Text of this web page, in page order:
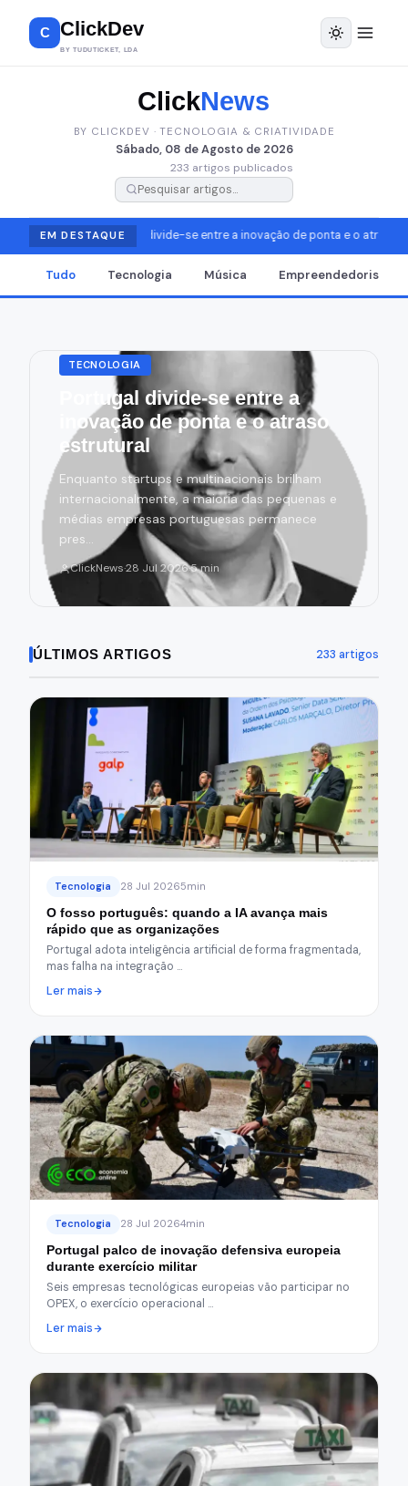
C ClickDev
BY TUDUTICKET, LDA
ClickNews
BY CLICKDEV · TECNOLOGIA & CRIATIVIDADE
Sábado, 08 de Agosto de 2026
233 artigos publicados
EM DESTAQUEPortugal divide-se entre a inovação de ponta e o atraso
Tudo Tecnologia Música Empreendedorismo
TECNOLOGIA
Portugal divide-se entre a
inovação de ponta e o atraso
estrutural
Enquanto startups e multinacionais brilham
internacionalmente, a maioria das pequenas e
médias empresas portuguesas permanece
pres…
ClickNews·28 Jul 2026·5 min
ÚLTIMOS ARTIGOS 233 artigos
Tecnologia 28 Jul 20265min
O fosso português: quando a IA avança mais
rápido que as organizações
Portugal adota inteligência artificial de forma fragmentada,
mas falha na integração …
Ler mais
Tecnologia 28 Jul 20264min
Portugal palco de inovação defensiva europeia
durante exercício militar
Seis empresas tecnológicas europeias vão participar no
OPEX, o exercício operacional …
Ler mais